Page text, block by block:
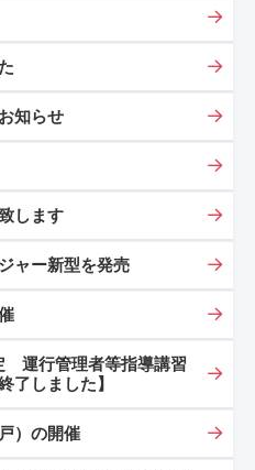
知らせ
します
ャー新型を発売
運行管理者等指導講習
了しました】
）の開催